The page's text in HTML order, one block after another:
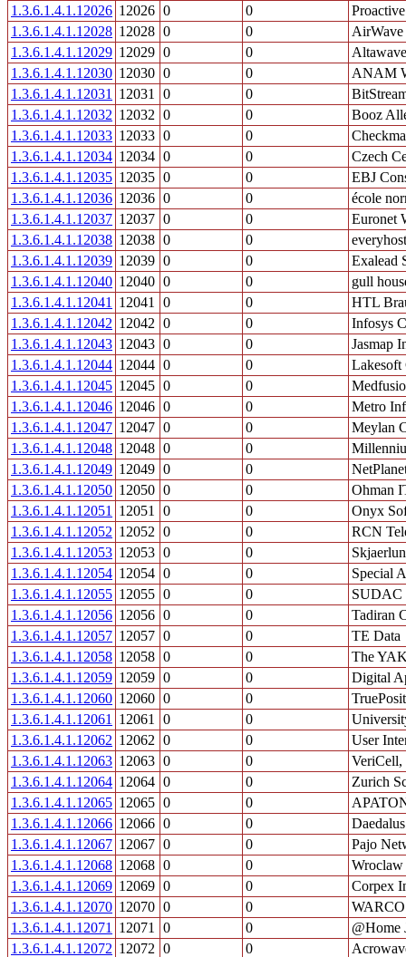
1.3.6.1.4.1.12026 12026 0 0
1.3.6.1.4.1.12028 12028 0 0
AirWave
1.3.6.1.4.1.12029 12029 0 0
1.3.6.1.4.1.12030 12030 0 0
ANAM
1.3.6.1.4.1.12031
12031 0 0
1.3.6.1.4.1.12032 12032 0 0
Booz
1.3.6.1.4.1.12033 12033 0 0
1.3.6.1.4.1.12034 12034 0 0
Czech
1.3.6.1.4.1.12035 12035 0 0
EBJ
1.3.6.1.4.1.12036 12036 0 0
école
1.3.6.1.4.1.12037 12037 0 0
Euronet
1.3.6.1.4.1.12038 12038 0 0
1.3.6.1.4.1.12039 12039 0 0
Exalead
1.3.6.1.4.1.12040 12040 0 0
gull
1.3.6.1.4.1.12041
12041 0 0
HTL
1.3.6.1.4.1.12042 12042 0 0
Infosys
1.3.6.1.4.1.12043 12043 0 0
Jasmap
1.3.6.1.4.1.12044 12044 0 0
Lakesoft
1.3.6.1.4.1.12045 12045 0 0
1.3.6.1.4.1.12046 12046 0 0
Metro
1.3.6.1.4.1.12047 12047 0 0
Meylan
1.3.6.1.4.1.12048 12048 0 0
1.3.6.1.4.1.12049 12049 0 0
1.3.6.1.4.1.12050 12050 0 0
Ohman
1.3.6.1.4.1.12051
12051 0 0
Onyx
1.3.6.1.4.1.12052 12052 0 0
RCN
1.3.6.1.4.1.12053 12053 0 0
1.3.6.1.4.1.12054 12054 0 0
Special
1.3.6.1.4.1.12055 12055 0 0
SUDAC
1.3.6.1.4.1.12056 12056 0 0
Tadiran
1.3.6.1.4.1.12057 12057 0 0
TE Data
1.3.6.1.4.1.12058 12058 0 0
The
1.3.6.1.4.1.12059 12059 0 0
Digital
1.3.6.1.4.1.12060 12060 0 0
1.3.6.1.4.1.12061
12061 0 0
1.3.6.1.4.1.12062 12062 0 0
User
1.3.6.1.4.1.12063 12063 0 0
VeriCell,
1.3.6.1.4.1.12064 12064 0 0
Zurich
1.3.6.1.4.1.12065 12065 0 0
1.3.6.1.4.1.12066 12066 0 0
1.3.6.1.4.1.12067 12067 0 0
Pajo
1.3.6.1.4.1.12068 12068 0 0
Wroclaw
1.3.6.1.4.1.12069 12069 0 0
Corpex
1.3.6.1.4.1.12070 12070 0 0
WARCO
1.3.6.1.4.1.12071
12071 0 0
@Home
1.3.6.1.4.1.12072 12072 0 0